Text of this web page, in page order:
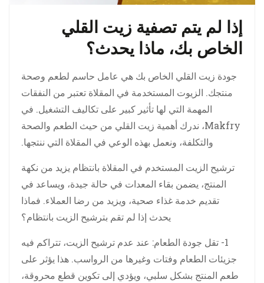
إذا لم يتم تصفية زيت القلي
الخاص بك، ماذا يحدث؟
جودة زيت القلي الخاص بك هي عامل حاسم لطعم وصحة
منتجك. الزيوت المستخدمة في المقلاة تعتبر من النفقات
المهمة التي لها تأثير كبير على تكاليف التشغيل. في
Makfry، ندرك أهمية زيت القلي من حيث الطعم والصحة
والتكلفة، ونعمل بهذه الوعي في المقلاة التي ننتجها.
ترشيح الزيت المستخدم في المقلاة بانتظام يزيد من نكهة
المنتج، يضمن بقاء المعدات في حالة جيدة، ويساعد في
تقديم خدمة غذاء صحية، ويزيد من رضا العملاء. فماذا
يحدث إذا لم تقم بترشيح الزيت بانتظام؟
1- تقل جودة الطعام: عند عدم ترشيح الزيت، تتراكم فيه
جزيئات الطعام وفتات وغيرها من الرواسب. هذا يؤثر على
طعم المنتج بشكل سلبي، ويؤدي إلى تكوين قطع محروقة،